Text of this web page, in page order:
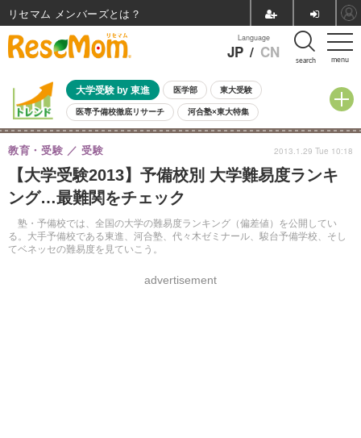
menu
Language
JP / CN search
大学受験 by 東進 医学部 東大受験
医専予備校徹底リサーチ 河合塾×東大特集
親子で考える大学選び 高校受験 中学受験 小学校受験
共通テスト 夏休み
8月開催イベント・WS 全国公立高校 過去問 人気記事
自由研究教材（小学生向け） 自由研究教材（中学生向け）
【大学受験2013】予備校別 大学難易度ランキ
ング…最難関をチェック
塾・予備校では、全国の大学の難易度ランキング（偏差値）を公開してい
る。大手予備校である東進、河合塾、代々木ゼミナール、駿台予備学校、そし
てベネッセの難易度を見ていこう。
教育・受験 受験
advertisement
2013.1.29 Tue 10:18
リセマム メンバーズ